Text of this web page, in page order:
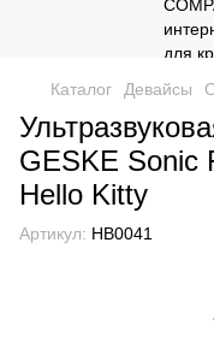
Каталог Девайсы
GESKE Sonic
Hello Kitty
Артикул: HB0041